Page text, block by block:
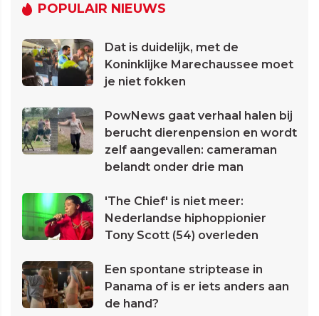
POPULAIR NIEUWS
Dat is duidelijk, met de
Koninklijke Marechaussee moet
je niet fokken
PowNews gaat verhaal halen bij
berucht dierenpension en wordt
zelf aangevallen: cameraman
belandt onder drie man
'The Chief' is niet meer:
Nederlandse hiphoppionier
Tony Scott (54) overleden
Een spontane striptease in
Panama of is er iets anders aan
de hand?